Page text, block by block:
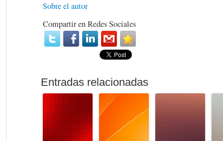
Sobre el autor
Compartir en Redes Sociales